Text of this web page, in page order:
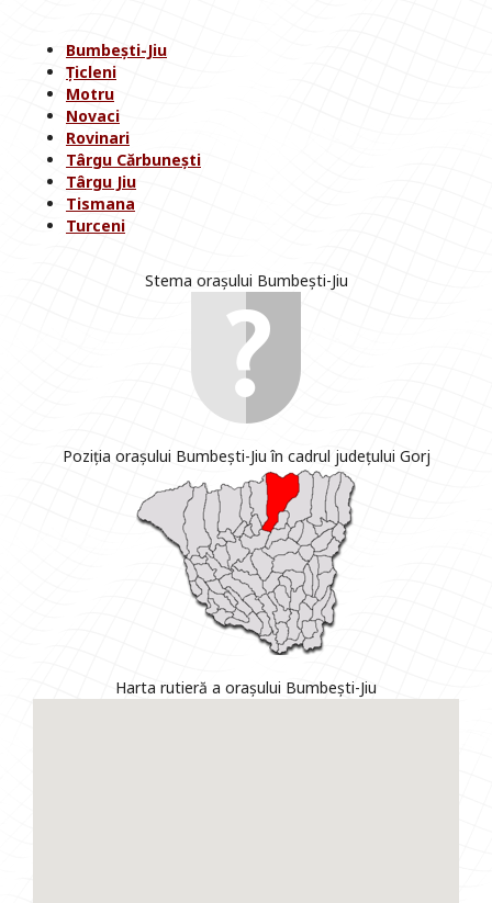
Bumbești-Jiu
Țicleni
Motru
Novaci
Rovinari
Târgu Cărbunești
Târgu Jiu
Tismana
Turceni
Stema orașului Bumbești-Jiu
Poziția orașului Bumbești-Jiu în cadrul județului Gorj
Harta rutieră a orașului Bumbești-Jiu